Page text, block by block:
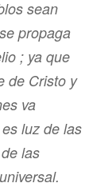
sean
propaga
; ya que
de Cristo y
va
luz de las
las